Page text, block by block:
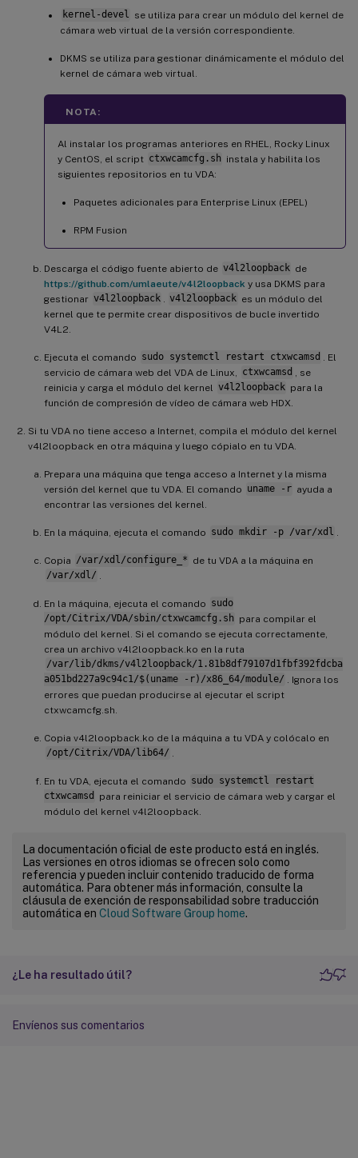
kernel-devel se utiliza para crear un módulo del kernel de
cámara web virtual de la versión correspondiente.
DKMS se utiliza para gestionar dinámicamente el módulo del
kernel de cámara web virtual.
NOTA:
Al instalar los programas anteriores en RHEL, Rocky Linux
y CentOS, el script ctxwcamcfg.sh instala y habilita los
siguientes repositorios en tu VDA:
Paquetes adicionales para Enterprise Linux (EPEL)
RPM Fusion
Descarga el código fuente abierto de v4l2loopback de
https://github.com/umlaeute/v4l2loopback y usa DKMS para
gestionar v4l2loopback v4l2loopback es un módulo del
kernel que te permite crear dispositivos de bucle invertido
V4L2.
Ejecuta el comando sudo systemctl restart ctxwcamsd
. El
servicio de cámara web del VDA de Linux,
ctxwcamsd
, se
reinicia y carga el módulo del kernel v4l2loopback para la
función de compresión de vídeo de cámara web HDX.
Si tu VDA no tiene acceso a Internet, compila el módulo del kernel
v4l2loopback en otra máquina y luego cópialo en tu VDA.
Prepara una máquina que tenga acceso a Internet y la misma
versión del kernel que tu VDA. El comando uname -r ayuda a
encontrar las versiones del kernel.
En la máquina, ejecuta el comando sudo mkdir -p /var/xdl
Copia /var/xdl/configure_* de tu VDA a la máquina en
/var/xdl/
En la máquina, ejecuta el comando sudo
/opt/Citrix/VDA/sbin/ctxwcamcfg.sh para compilar el
módulo del kernel. Si el comando se ejecuta correctamente,
crea un archivo v4l2loopback.ko en la ruta
/var/lib/dkms/v4l2loopback/1.81b8df79107d1fbf392fdcba
a051bd227a9c94c1/$(uname -r)/x86_64/module/
. Ignora los
errores que puedan producirse al ejecutar el script
ctxwcamcfg.sh.
Copia v4l2loopback.ko de la máquina a tu VDA y colócalo en
/opt/Citrix/VDA/lib64/
En tu VDA, ejecuta el comando sudo systemctl restart
ctxwcamsd
para reiniciar el servicio de cámara web y cargar el
módulo del kernel v4l2loopback.
La documentación oficial de este producto está en inglés.
Las versiones en otros idiomas se ofrecen solo como
referencia y pueden incluir contenido traducido de forma
automática. Para obtener más información, consulte la
cláusula de exención de responsabilidad sobre traducción
automática en Cloud Software Group home.
¿Le ha resultado útil?
Envíenos sus comentarios